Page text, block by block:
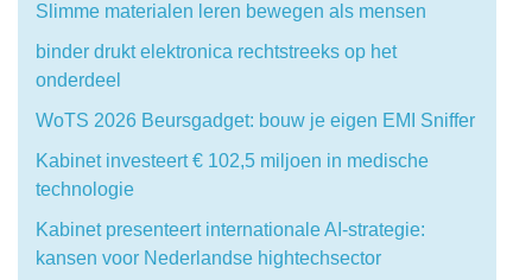
Slimme materialen leren bewegen als mensen
binder drukt elektronica rechtstreeks op het
onderdeel
WoTS 2026 Beursgadget: bouw je eigen EMI Sniffer
Kabinet investeert € 102,5 miljoen in medische
technologie
Kabinet presenteert internationale AI-strategie:
kansen voor Nederlandse hightechsector